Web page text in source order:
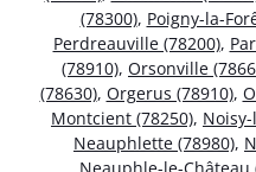
(78300), Poigny-la-
Perdreauville (78200),
(78910), Orsonville
(78630), Orgerus (78910),
Montcient (78250),
Neauphlette (78980),